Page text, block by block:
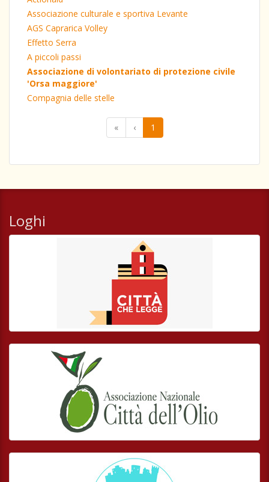
Associazione culturale e sportiva Levante
AGS Caprarica Volley
Effetto Serra
A piccoli passi
Associazione di volontariato di protezione civile
'Orsa maggiore'
Compagnia delle stelle
« ‹ 1
Loghi